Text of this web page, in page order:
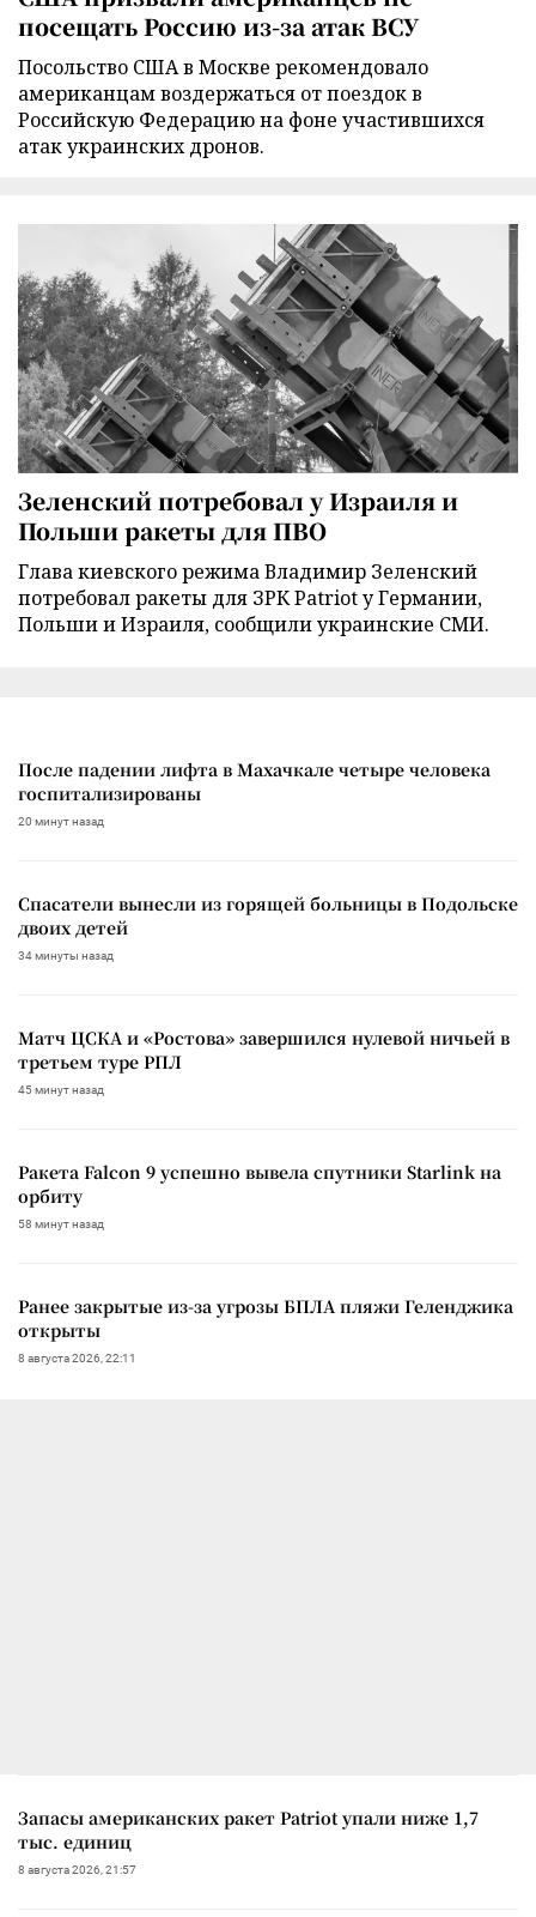
посещать Россию из-за атак ВСУ
Посольство США в Москве рекомендовало
американцам воздержаться от поездок в
Российскую Федерацию на фоне участившихся
атак украинских дронов.
Зеленский потребовал у Израиля и
Польши ракеты для ПВО
Глава киевского режима Владимир Зеленский
потребовал ракеты для ЗРК Patriot у Германии,
Польши и Израиля, сообщили украинские СМИ.
После падении лифта в Махачкале четыре человека
госпитализированы
20 минут назад
Спасатели вынесли из горящей больницы в Подольске
двоих детей
34 минуты назад
Матч ЦСКА и «Ростова» завершился нулевой ничьей в
третьем туре РПЛ
45 минут назад
Ракета Falcon 9 успешно вывела спутники Starlink на
орбиту
58 минут назад
Ранее закрытые из-за угрозы БПЛА пляжи Геленджика
открыты
8 августа 2026, 22:11
Запасы американских ракет Patriot упали ниже 1,7
тыс. единиц
8 августа 2026, 21:57